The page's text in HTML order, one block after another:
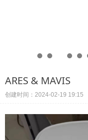
ARES & MAVIS
创建时间： 2024-02-19 19:15